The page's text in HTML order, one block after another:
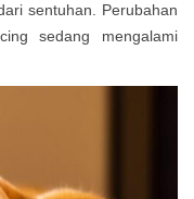
sentuhan. Perubahan
sedang mengalami